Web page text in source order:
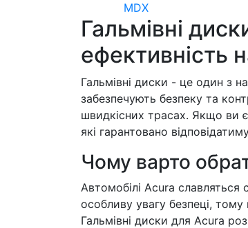
MDX
Гальмівні
ефективність
Гальмівні диски - це один з
забезпечують безпеку та
швидкісних трасах. Якщо ви є
які гарантовано
Чому варто
Автомобілі Acura славляться
особливу увагу безпеці,
Гальмівні диски для Acura